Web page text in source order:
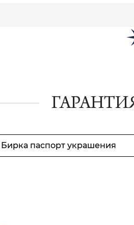
Бирка паспорт украшения